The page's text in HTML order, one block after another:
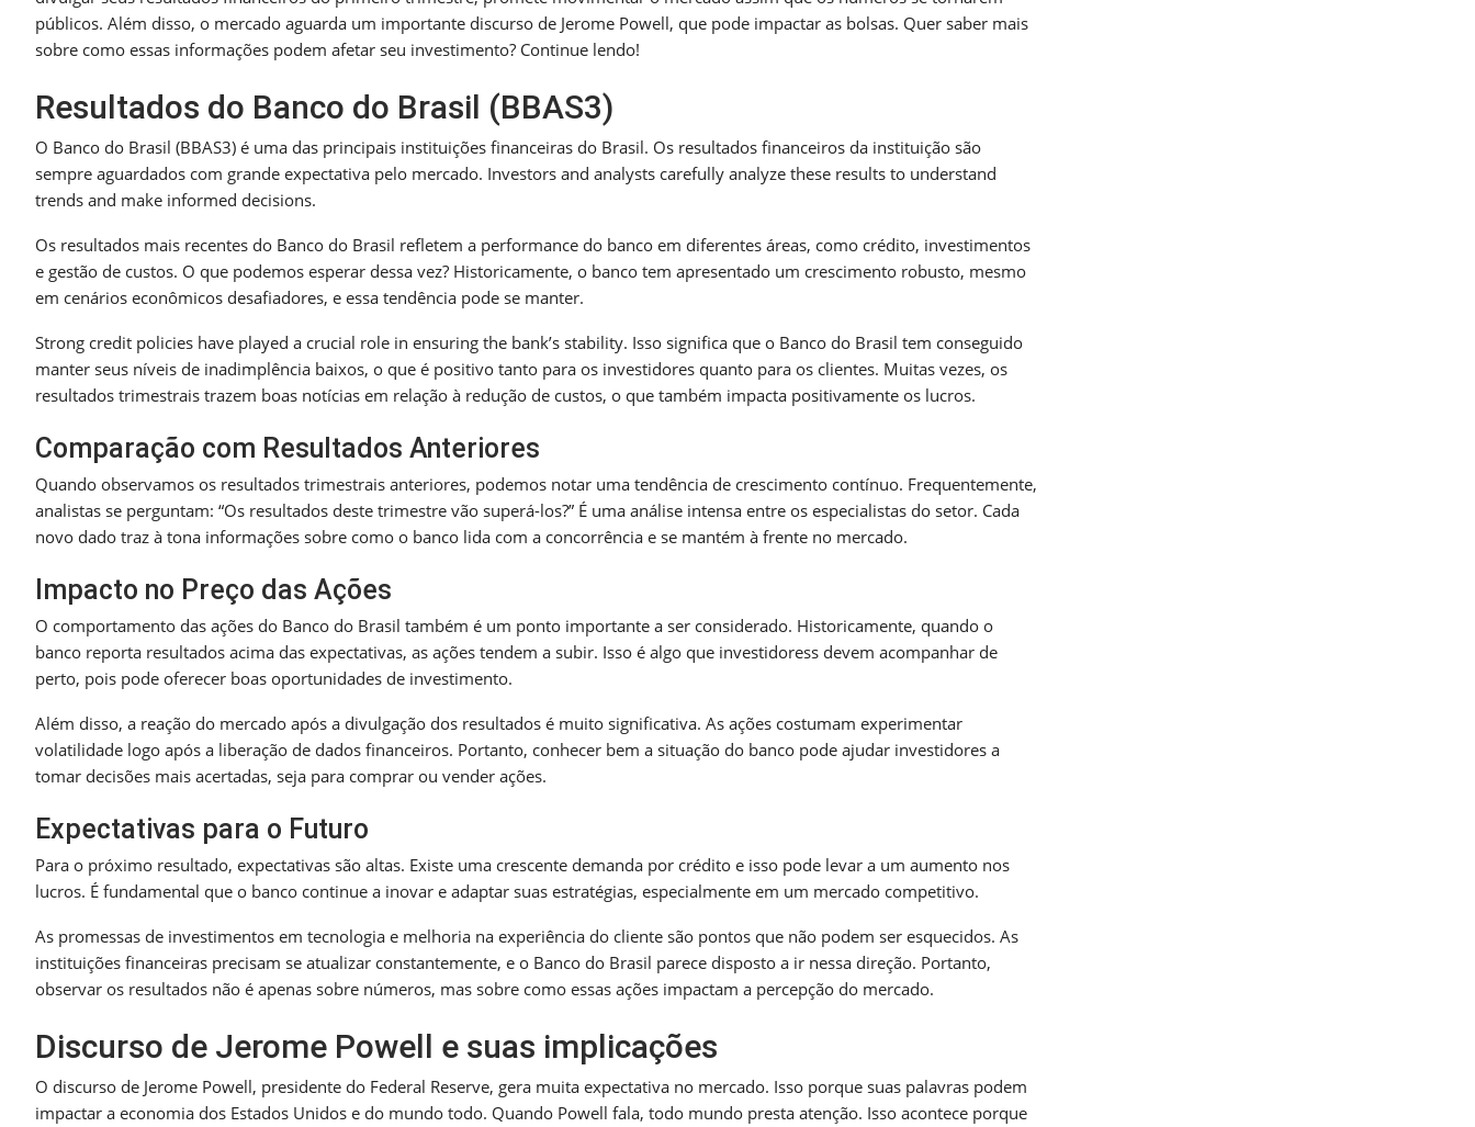
públicos. Além disso, o mercado aguarda um importante discurso de Jerome Powell, que pode impactar as bolsas. Quer saber mais
sobre como essas informações podem afetar seu investimento? Continue lendo!
Resultados do Banco do Brasil (BBAS3)
O Banco do Brasil (BBAS3) é uma das principais instituições financeiras do Brasil. Os resultados financeiros da instituição são
sempre aguardados com grande expectativa pelo mercado. Investors and analysts carefully analyze these results to understand
trends and make informed decisions.
Os resultados mais recentes do Banco do Brasil refletem a performance do banco em diferentes áreas, como crédito, investimentos
e gestão de custos. O que podemos esperar dessa vez? Historicamente, o banco tem apresentado um crescimento robusto, mesmo
em cenários econômicos desafiadores, e essa tendência pode se manter.
Strong credit policies have played a crucial role in ensuring the bank’s stability. Isso significa que o Banco do Brasil tem conseguido
manter seus níveis de inadimplência baixos, o que é positivo tanto para os investidores quanto para os clientes. Muitas vezes, os
resultados trimestrais trazem boas notícias em relação à redução de custos, o que também impacta positivamente os lucros.
Comparação com Resultados Anteriores
Quando observamos os resultados trimestrais anteriores, podemos notar uma tendência de crescimento contínuo. Frequentemente,
analistas se perguntam: “Os resultados deste trimestre vão superá-los?” É uma análise intensa entre os especialistas do setor. Cada
novo dado traz à tona informações sobre como o banco lida com a concorrência e se mantém à frente no mercado.
Impacto no Preço das Ações
O comportamento das ações do Banco do Brasil também é um ponto importante a ser considerado. Historicamente, quando o
banco reporta resultados acima das expectativas, as ações tendem a subir. Isso é algo que investidoress devem acompanhar de
perto, pois pode oferecer boas oportunidades de investimento.
Além disso, a reação do mercado após a divulgação dos resultados é muito significativa. As ações costumam experimentar
volatilidade logo após a liberação de dados financeiros. Portanto, conhecer bem a situação do banco pode ajudar investidores a
tomar decisões mais acertadas, seja para comprar ou vender ações.
Expectativas para o Futuro
Para o próximo resultado, expectativas são altas. Existe uma crescente demanda por crédito e isso pode levar a um aumento nos
lucros. É fundamental que o banco continue a inovar e adaptar suas estratégias, especialmente em um mercado competitivo.
As promessas de investimentos em tecnologia e melhoria na experiência do cliente são pontos que não podem ser esquecidos. As
instituições financeiras precisam se atualizar constantemente, e o Banco do Brasil parece disposto a ir nessa direção. Portanto,
observar os resultados não é apenas sobre números, mas sobre como essas ações impactam a percepção do mercado.
Discurso de Jerome Powell e suas implicações
O discurso de Jerome Powell, presidente do Federal Reserve, gera muita expectativa no mercado. Isso porque suas palavras podem
impactar a economia dos Estados Unidos e do mundo todo. Quando Powell fala, todo mundo presta atenção. Isso acontece porque